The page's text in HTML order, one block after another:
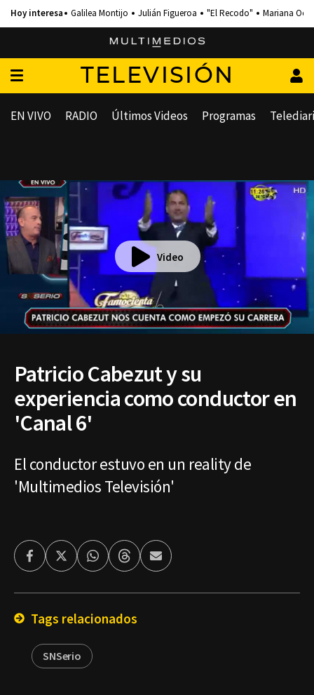
Galilea Montijo Julián Figueroa "El Recodo" Mariana
TELEVISIÓN
EN VIVO RADIO Últimos Videos Programas
Video
Patricio Cabezut y su
experiencia como conductor en
'Canal 6'
El conductor estuvo en un reality de
'Multimedios Televisión'
FacebookTwitterWhatsappThreadsEnviar
por
Tags relacionados
SNSerio